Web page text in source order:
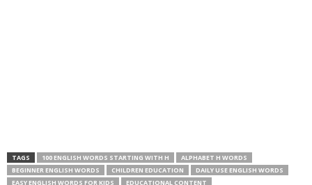
TAGS 100 ENGLISH WORDS STARTING WITH H
ALPHABET H WORDS
BEGINNER ENGLISH WORDS
CHILDREN EDUCATION
DAILY USE ENGLISH WORDS
EASY ENGLISH WORDS FOR KIDS
EDUCATIONAL CONTENT